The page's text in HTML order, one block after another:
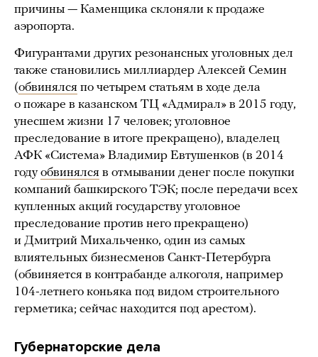
причины — Каменщика склоняли к продаже
аэропорта.
Фигурантами других резонансных уголовных дел
также становились миллиардер Алексей Семин
(обвинялся по четырем статьям в ходе дела
о пожаре в казанском ТЦ «Адмирал» в 2015 году,
унесшем жизни 17 человек; уголовное
преследование в итоге прекращено), владелец
АФК «Система» Владимир Евтушенков (в 2014
годуобвинялся в отмывании денег после покупки
компаний башкирского ТЭК; после передачи всех
купленных акций государству уголовное
преследование против него прекращено)
и Дмитрий Михальченко, один из самых
влиятельных бизнесменов Санкт-Петербурга
(обвиняется в контрабанде алкоголя, например
104-летнего коньяка под видом строительного
герметика; сейчас находится под арестом).
Губернаторские дела